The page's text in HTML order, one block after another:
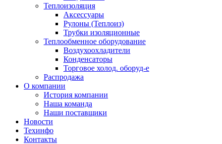
Теплоизоляция
Аксессуары
Рулоны (Теплоиз)
Трубки изоляционные
Теплообменное оборудование
Воздухоохладители
Конденсаторы
Торговое холод. оборуд-е
Распродажа
О компании
История компании
Наша команда
Наши поставщики
Новости
Техинфо
Контакты